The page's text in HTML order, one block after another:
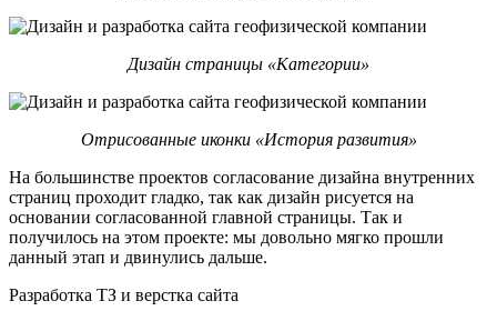
Дизайн страницы «Категории»
Отрисованные иконки «История развития»
На большинстве проектов согласование дизайна внутренних
страниц проходит гладко, так как дизайн рисуется на
основании согласованной главной страницы. Так и
получилось на этом проекте: мы довольно мягко прошли
данный этап и двинулись дальше.
Разработка ТЗ и верстка сайта